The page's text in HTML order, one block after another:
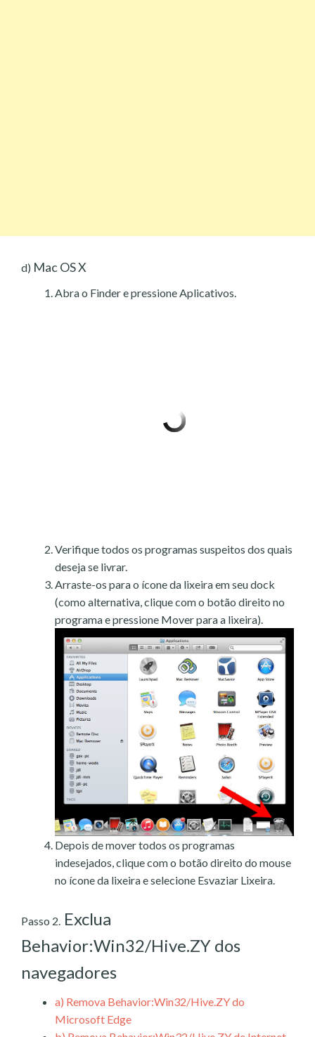
d) Mac OS X
Abra o Finder e pressione Aplicativos.
Verifique todos os programas suspeitos dos quais
deseja se livrar.
Arraste-os para o ícone da lixeira em seu dock
(como alternativa, clique com o botão direito no
programa e pressione Mover para a lixeira).
Depois de mover todos os programas
indesejados, clique com o botão direito do mouse
no ícone da lixeira e selecione Esvaziar Lixeira.
Passo 2. Exclua
Behavior:Win32/Hive.ZY dos
navegadores
a) Remova Behavior:Win32/Hive.ZY do
Microsoft Edge